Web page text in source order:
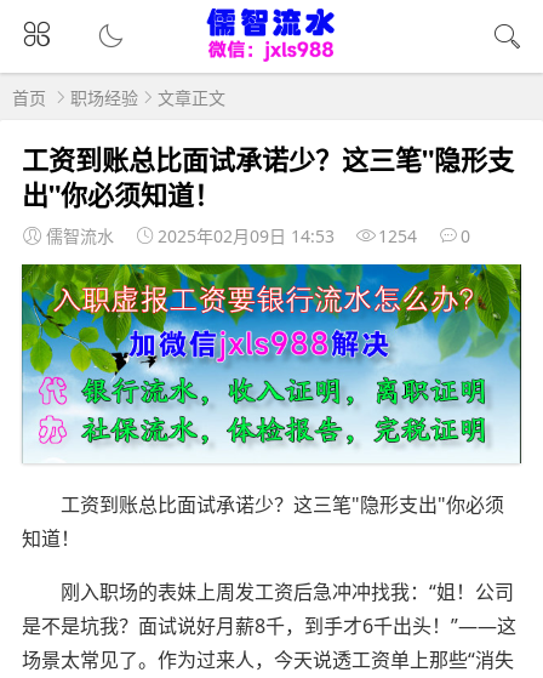
首页 职场经验 文章正文
工资到账总比面试承诺少？这三笔"隐形支
出"你必须知道！
儒智流水 2025年02月09日 14:53 1254 0
工资到账总比面试承诺少？这三笔"隐形支出"你必须
知道！
刚入职场的表妹上周发工资后急冲冲找我：“姐！公司
是不是坑我？面试说好月薪8千，到手才6千出头！”——这
场景太常见了。作为过来人，今天说透工资单上那些“消失